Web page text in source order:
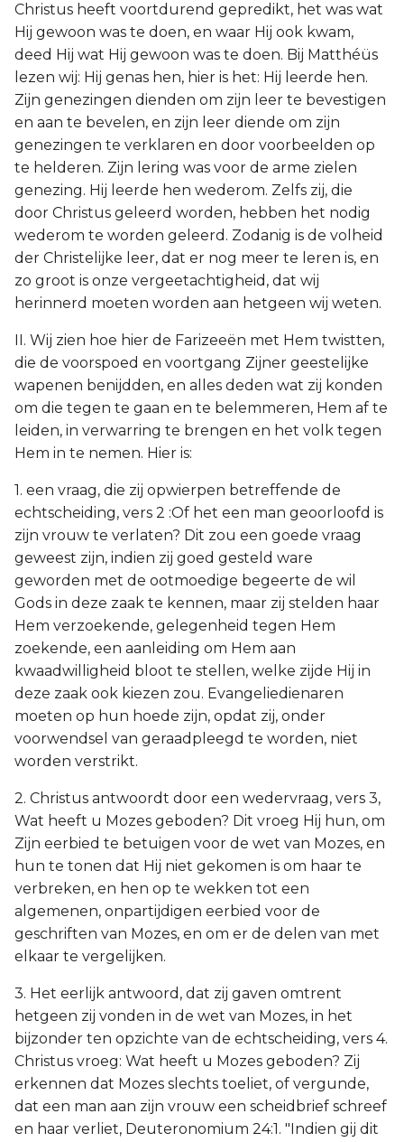
Christus heeft voortdurend gepredikt, het was wat
Hij gewoon was te doen, en waar Hij ook kwam,
deed Hij wat Hij gewoon was te doen. Bij Matthéüs
lezen wij: Hij genas hen, hier is het: Hij leerde hen.
Zijn genezingen dienden om zijn leer te bevestigen
en aan te bevelen, en zijn leer diende om zijn
genezingen te verklaren en door voorbeelden op
te helderen. Zijn lering was voor de arme zielen
genezing. Hij leerde hen wederom. Zelfs zij, die
door Christus geleerd worden, hebben het nodig
wederom te worden geleerd. Zodanig is de volheid
der Christelijke leer, dat er nog meer te leren is, en
zo groot is onze vergeetachtigheid, dat wij
herinnerd moeten worden aan hetgeen wij weten.
II. Wij zien hoe hier de Farizeeën met Hem twistten,
die de voorspoed en voortgang Zijner geestelijke
wapenen benijdden, en alles deden wat zij konden
om die tegen te gaan en te belemmeren, Hem af te
leiden, in verwarring te brengen en het volk tegen
Hem in te nemen. Hier is:
1. een vraag, die zij opwierpen betreffende de
echtscheiding, vers 2 :Of het een man geoorloofd is
zijn vrouw te verlaten? Dit zou een goede vraag
geweest zijn, indien zij goed gesteld ware
geworden met de ootmoedige begeerte de wil
Gods in deze zaak te kennen, maar zij stelden haar
Hem verzoekende, gelegenheid tegen Hem
zoekende, een aanleiding om Hem aan
kwaadwilligheid bloot te stellen, welke zijde Hij in
deze zaak ook kiezen zou. Evangeliedienaren
moeten op hun hoede zijn, opdat zij, onder
voorwendsel van geraadpleegd te worden, niet
worden verstrikt.
2. Christus antwoordt door een wedervraag, vers 3,
Wat heeft u Mozes geboden? Dit vroeg Hij hun, om
Zijn eerbied te betuigen voor de wet van Mozes, en
hun te tonen dat Hij niet gekomen is om haar te
verbreken, en hen op te wekken tot een
algemenen, onpartijdigen eerbied voor de
geschriften van Mozes, en om er de delen van met
elkaar te vergelijken.
3. Het eerlijk antwoord, dat zij gaven omtrent
hetgeen zij vonden in de wet van Mozes, in het
bijzonder ten opzichte van de echtscheiding, vers 4.
Christus vroeg: Wat heeft u Mozes geboden? Zij
erkennen dat Mozes slechts toeliet, of vergunde,
dat een man aan zijn vrouw een scheidbrief schreef
en haar verliet, Deuteronomium 24:1. "Indien gij dit